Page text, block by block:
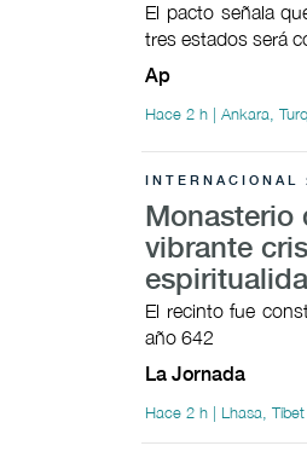
El pacto señala
tres estados será
Ap
Hace 2 h | Ankara,
INTERNACIONAL
Monasterio
vibrante
El recinto fue
año 642
La Jornada
Hace 2 h | Lhasa, Tíbet